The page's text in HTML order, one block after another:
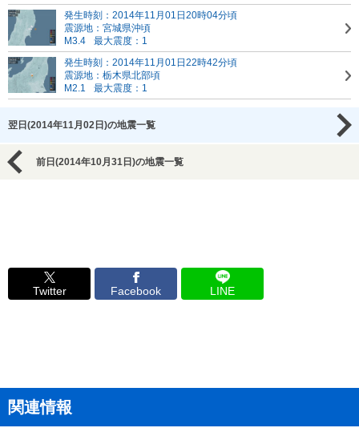
発生時刻：2014年11月01日20時04分頃
震源地：宮城県沖頃
M3.4
最大震度：1
発生時刻：2014年11月01日22時42分頃
震源地：栃木県北部頃
M2.1
最大震度：1
翌日(2014年11月02日)の地震一覧
前日(2014年10月31日)の地震一覧
Twitter Facebook LINE
関連情報